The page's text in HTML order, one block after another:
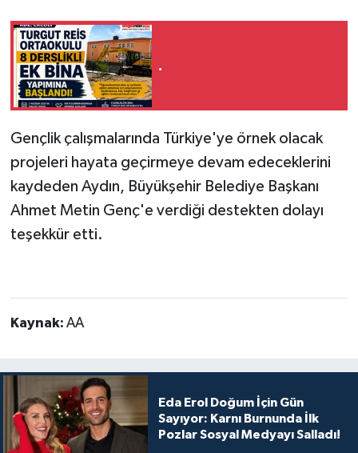
.
Gençlik çalışmalarında Türkiye'ye örnek olacak
projeleri hayata geçirmeye devam edeceklerini
kaydeden Aydın, Büyükşehir Belediye Başkanı
Ahmet Metin Genç'e verdiği destekten dolayı
teşekkür etti.
Kaynak: AA
Eda Erol Doğum İçin Gün
Sayıyor: Karnı Burnunda İlk
Pozlar Sosyal Medyayı Salladı!